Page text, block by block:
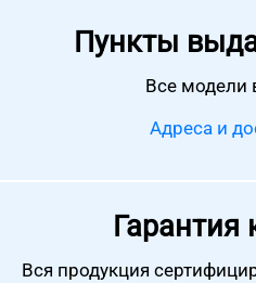
Пункты
Все модели
Адреса и
Гарантия
Вся продукция